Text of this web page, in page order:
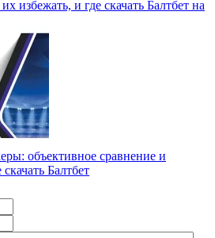
избежать, и где скачать Балтбет на
объективное сравнение и
Балтбет